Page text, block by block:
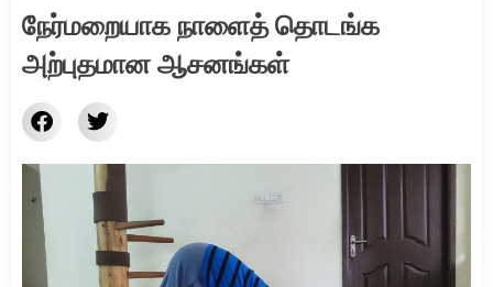
நேர்மறையாக நாளைத் தொடங்க
அற்புதமான ஆசனங்கள்